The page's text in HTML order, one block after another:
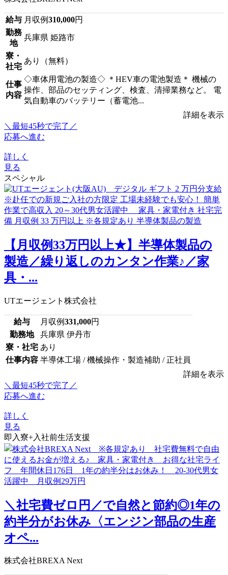
給与 月収例310,000円
勤務
地
兵庫県 姫路市
寮・
社宅
あり（無料）
仕事
内容
◇車体用電池の製造◇ ＊HEV車の電池製造＊ 機械の
操作、部品のセッティング、検査、清掃業務など。 電
気自動車のバッテリー（蓄電池...
詳細を表示
＼最短45秒で完了／
応募へ進む
詳しく
見る
スペシャル
【月収例33万円以上★】半導体製品の
製造／繰り返しのカンタン作業♪／家
具・...
UTエージェント株式会社
給与 月収例331,000円
勤務地
兵庫県 伊丹市
寮・社宅 あり
仕事内容 半導体工場 / 機械操作・製造補助 / 正社員
詳細を表示
＼最短45秒で完了／
応募へ進む
詳しく
見る
即入寮+入社前生活支援
＼社宅費ゼロ円／で自然と節約◎1年の
約半分がお休み〈エンジン部品の生産
オペ...
株式会社BREXA Next